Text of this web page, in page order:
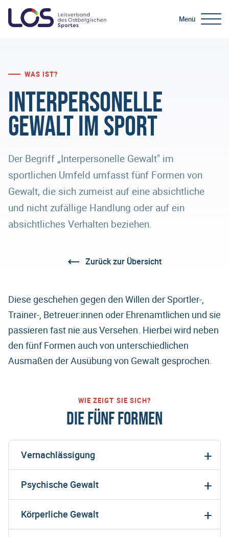
Menü
WAS IST?
Interpersonelle
Gewalt im Sport
Der Begriff „Interpersonelle Gewalt" im
sportlichen Umfeld umfasst fünf Formen von
Gewalt, die sich zumeist auf eine absichtliche
und nicht zufällige Handlung oder auf ein
absichtliches Verhalten beziehen.
Zurück zur Übersicht
Diese geschehen gegen den Willen der Sportler-,
Trainer-, Betreuer:innen oder Ehrenamtlichen und sie
passieren fast nie aus Versehen. Hierbei wird neben
den fünf Formen auch von unterschiedlichen
Ausmaßen der Ausübung von Gewalt gesprochen.
WIE ZEIGT SIE SICH?
DIE FÜNF FORMEN
Vernachlässigung
Psychische Gewalt
Körperliche Gewalt